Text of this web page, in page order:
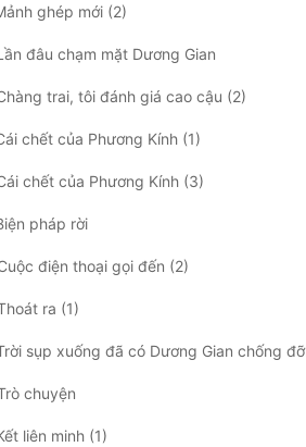
ghép mới (2)
đâu chạm mặt Dương Gian
trai, tôi đánh giá cao cậu (2)
chết của Phương Kính (1)
chết của Phương Kính (3)
pháp rời
điện thoại gọi đến (2)
ra (1)
sụp xuống đã có Dương Gian chống đỡ (1)
chuyện
liên minh (1)